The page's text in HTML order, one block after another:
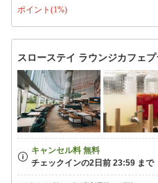
ポイント(1%)
スローステイ ラウンジカフェ